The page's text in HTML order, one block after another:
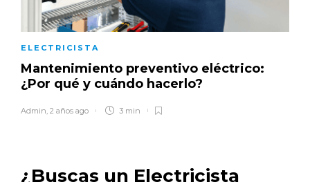
ELECTRICISTA
Mantenimiento preventivo eléctrico:
¿Por qué y cuándo hacerlo?
Admin 2 años ago 3 min
¿Buscas un Electricista